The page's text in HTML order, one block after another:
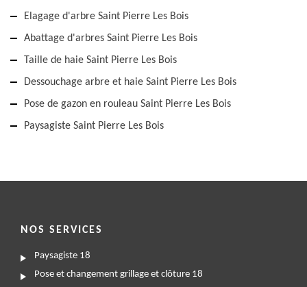
Elagage d'arbre Saint Pierre Les Bois
Abattage d'arbres Saint Pierre Les Bois
Taille de haie Saint Pierre Les Bois
Dessouchage arbre et haie Saint Pierre Les Bois
Pose de gazon en rouleau Saint Pierre Les Bois
Paysagiste Saint Pierre Les Bois
NOS SERVICES
Paysagiste 18
Pose et changement grillage et clôture 18